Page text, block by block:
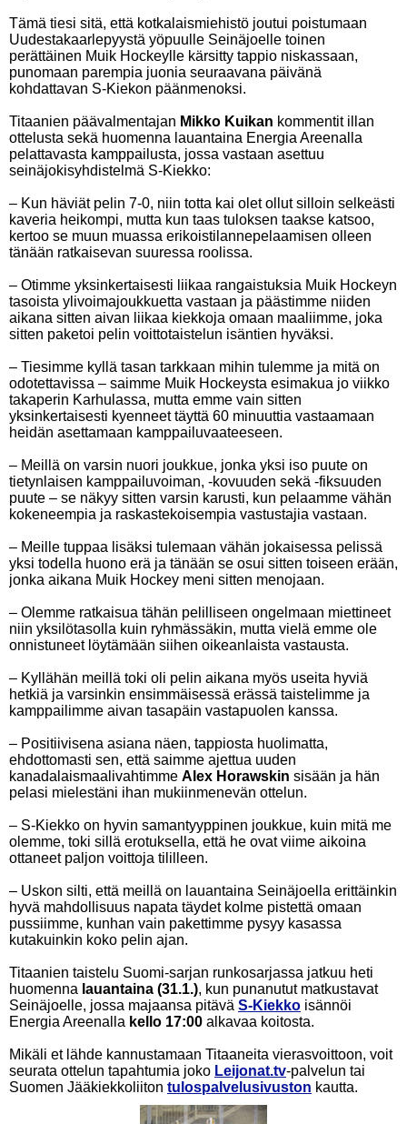
Tämä tiesi sitä, että kotkalaismiehistö joutui poistumaan
Uudestakaarlepyystä yöpuulle Seinäjoelle toinen
perättäinen Muik Hockeylle kärsitty tappio niskassaan,
punomaan parempia juonia seuraavana päivänä
kohdattavan S-Kiekon päänmenoksi.
Titaanien päävalmentajan Mikko Kuikan kommentit illan
ottelusta sekä huomenna lauantaina Energia Areenalla
pelattavasta kamppailusta, jossa vastaan asettuu
seinäjokisyhdistelmä S-Kiekko:
– Kun häviät pelin 7-0, niin totta kai olet ollut silloin selkeästi
kaveria heikompi, mutta kun taas tuloksen taakse katsoo,
kertoo se muun muassa erikoistilannepelaamisen olleen
tänään ratkaisevan suuressa roolissa.
– Otimme yksinkertaisesti liikaa rangaistuksia Muik Hockeyn
tasoista ylivoimajoukkuetta vastaan ja päästimme niiden
aikana sitten aivan liikaa kiekkoja omaan maaliimme, joka
sitten paketoi pelin voittotaistelun isäntien hyväksi.
– Tiesimme kyllä tasan tarkkaan mihin tulemme ja mitä on
odotettavissa – saimme Muik Hockeysta esimakua jo viikko
takaperin Karhulassa, mutta emme vain sitten
yksinkertaisesti kyenneet täyttä 60 minuuttia vastaamaan
heidän asettamaan kamppailuvaateeseen.
– Meillä on varsin nuori joukkue, jonka yksi iso puute on
tietynlaisen kamppailuvoiman, -kovuuden sekä -fiksuuden
puute – se näkyy sitten varsin karusti, kun pelaamme vähän
kokeneempia ja raskastekoisempia vastustajia vastaan.
– Meille tuppaa lisäksi tulemaan vähän jokaisessa pelissä
yksi todella huono erä ja tänään se osui sitten toiseen erään,
jonka aikana Muik Hockey meni sitten menojaan.
– Olemme ratkaisua tähän pelilliseen ongelmaan miettineet
niin yksilötasolla kuin ryhmässäkin, mutta vielä emme ole
onnistuneet löytämään siihen oikeanlaista vastausta.
– Kyllähän meillä toki oli pelin aikana myös useita hyviä
hetkiä ja varsinkin ensimmäisessä erässä taistelimme ja
kamppailimme aivan tasapäin vastapuolen kanssa.
– Positiivisena asiana näen, tappiosta huolimatta,
ehdottomasti sen, että saimme ajettua uuden
kanadalaismaalivahtimme Alex Horawskin sisään ja hän
pelasi mielestäni ihan mukiinmenevän ottelun.
– S-Kiekko on hyvin samantyyppinen joukkue, kuin mitä me
olemme, toki sillä erotuksella, että he ovat viime aikoina
ottaneet paljon voittoja tililleen.
– Uskon silti, että meillä on lauantaina Seinäjoella erittäinkin
hyvä mahdollisuus napata täydet kolme pistettä omaan
pussiimme, kunhan vain pakettimme pysyy kasassa
kutakuinkin koko pelin ajan.
Titaanien taistelu Suomi-sarjan runkosarjassa jatkuu heti
huomenna lauantaina (31.1.), kun punanutut matkustavat
Seinäjoelle, jossa majaansa pitävä S-Kiekko isännöi
Energia Areenalla kello 17:00 alkavaa koitosta.
Mikäli et lähde kannustamaan Titaaneita vierasvoittoon, voit
seurata ottelun tapahtumia joko Leijonat.tv-palvelun tai
Suomen Jääkiekkoliiton tulospalvelusivuston kautta.